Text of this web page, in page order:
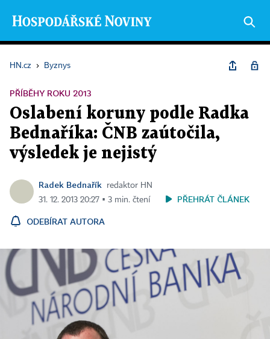
HN.cz › Byznys
PŘÍBĚHY ROKU 2013
Oslabení koruny podle Radka
Bednaříka: ČNB zaútočila,
výsledek je nejistý
Radek Bednařík
redaktor HN
31. 12. 2013 20:27 ▪ 3 min. čtení
PŘEHRÁT ČLÁNEK
ODEBÍRAT AUTORA